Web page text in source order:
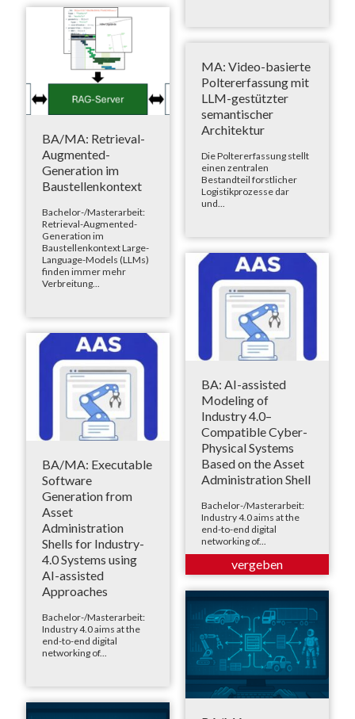
BA/MA: Retrieval-
Augmented-
Generation im
Baustellenkontext
Bachelor-/Masterarbeit:
Retrieval-Augmented-
Generation im
Baustellenkontext Large-
Language-Models (LLMs)
finden immer mehr
Verbreitung...
MA: Video-basierte
Poltererfassung mit
LLM-gestützter
semantischer
Architektur
Die Poltererfassung stellt
einen zentralen
Bestandteil forstlicher
Logistikprozesse dar
und...
BA: AI-assisted
Modeling of
Industry 4.0–
Compatible Cyber-
Physical Systems
Based on the Asset
Administration Shell
Bachelor-/Masterarbeit:
Industry 4.0 aims at the
end-to-end digital
networking of...
BA/MA: Executable
Software
Generation from
Asset
Administration
Shells for Industry-
4.0 Systems using
AI-assisted
Approaches
Bachelor-/Masterarbeit:
Industry 4.0 aims at the
end-to-end digital
networking of...